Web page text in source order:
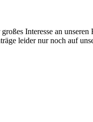
Interesse an
leider nur noch auf